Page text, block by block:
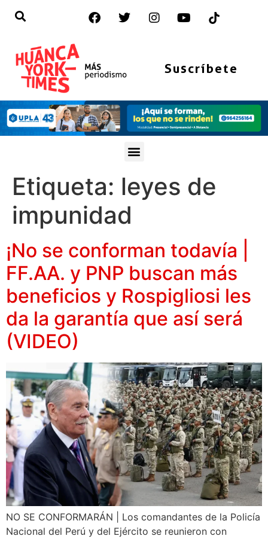
Suscríbete
Etiqueta: leyes de
impunidad
¡No se conforman todavía |
FF.AA. y PNP buscan más
beneficios y Rospigliosi les
da la garantía que así será
(VIDEO)
NO SE CONFORMARÁN | Los comandantes de la Policía
Nacional del Perú y del Ejército se reunieron con